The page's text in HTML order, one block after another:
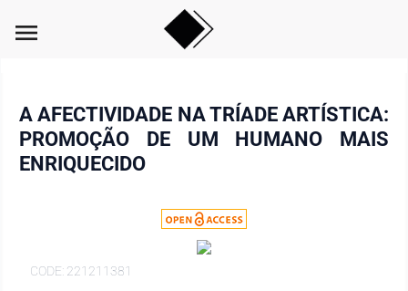
menu
A AFECTIVIDADE NA TRÍADE ARTÍSTICA:
PROMOÇÃO DE UM HUMANO MAIS
ENRIQUECIDO
CODE: 221211381